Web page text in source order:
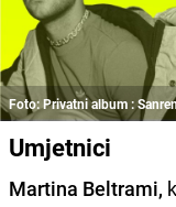
Foto: Privatni album :
Umjetnici
Martina Beltrami,